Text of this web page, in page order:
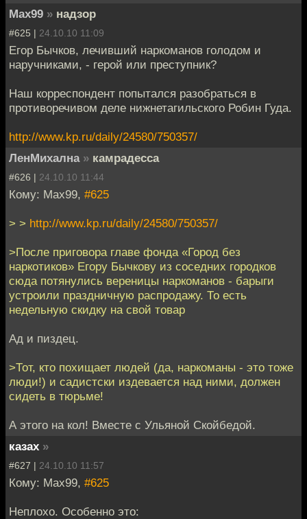
Max99 » надзор
#625 | 24.10.10 11:09
Егор Бычков, лечивший наркоманов голодом и
наручниками, - герой или преступник?
Наш корреспондент попытался разобраться в
противоречивом деле нижнетагильского Робин Гуда.
http://www.kp.ru/daily/24580/750357/
ЛенМихална » камрадесса
#626 | 24.10.10 11:44
Кому: Max99, #625
> > http://www.kp.ru/daily/24580/750357/
>После приговора главе фонда «Город без
наркотиков» Егору Бычкову из соседних городков
сюда потянулись вереницы наркоманов - барыги
устроили праздничную распродажу. То есть
недельную скидку на свой товар
Ад и пиздец.
>Тот, кто похищает людей (да, наркоманы - это тоже
люди!) и садистски издевается над ними, должен
сидеть в тюрьме!
А этого на кол! Вместе с Ульяной Скойбедой.
казах »
#627 | 24.10.10 11:57
Кому: Max99, #625
Неплохо. Особенно это: